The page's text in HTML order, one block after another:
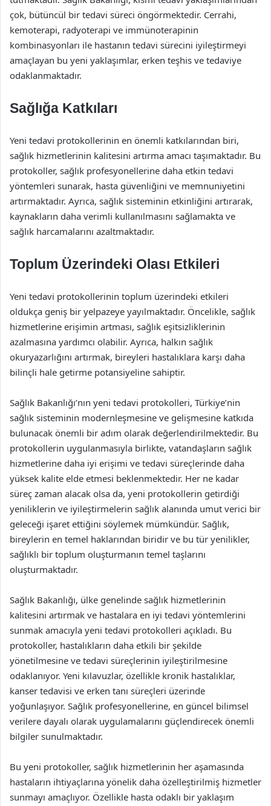
çok, bütüncül bir tedavi süreci öngörmektedir. Cerrahi,
kemoterapi, radyoterapi ve immünoterapinin
kombinasyonları ile hastanın tedavi sürecini iyileştirmeyi
amaçlayan bu yeni yaklaşımlar, erken teşhis ve tedaviye
odaklanmaktadır.
Sağlığa Katkıları
Yeni tedavi protokollerinin en önemli katkılarından biri,
sağlık hizmetlerinin kalitesini artırma amacı taşımaktadır. Bu
protokoller, sağlık profesyonellerine daha etkin tedavi
yöntemleri sunarak, hasta güvenliğini ve memnuniyetini
artırmaktadır. Ayrıca, sağlık sisteminin etkinliğini artırarak,
kaynakların daha verimli kullanılmasını sağlamakta ve
sağlık harcamalarını azaltmaktadır.
Toplum Üzerindeki Olası Etkileri
Yeni tedavi protokollerinin toplum üzerindeki etkileri
oldukça geniş bir yelpazeye yayılmaktadır. Öncelikle, sağlık
hizmetlerine erişimin artması, sağlık eşitsizliklerinin
azalmasına yardımcı olabilir. Ayrıca, halkın sağlık
okuryazarlığını artırmak, bireyleri hastalıklara karşı daha
bilinçli hale getirme potansiyeline sahiptir.
Sağlık Bakanlığı’nın yeni tedavi protokolleri, Türkiye’nin
sağlık sisteminin modernleşmesine ve gelişmesine katkıda
bulunacak önemli bir adım olarak değerlendirilmektedir. Bu
protokollerin uygulanmasıyla birlikte, vatandaşların sağlık
hizmetlerine daha iyi erişimi ve tedavi süreçlerinde daha
yüksek kalite elde etmesi beklenmektedir. Her ne kadar
süreç zaman alacak olsa da, yeni protokollerin getirdiği
yeniliklerin ve iyileştirmelerin sağlık alanında umut verici bir
geleceği işaret ettiğini söylemek mümkündür. Sağlık,
bireylerin en temel haklarından biridir ve bu tür yenilikler,
sağlıklı bir toplum oluşturmanın temel taşlarını
oluşturmaktadır.
Sağlık Bakanlığı, ülke genelinde sağlık hizmetlerinin
kalitesini artırmak ve hastalara en iyi tedavi yöntemlerini
sunmak amacıyla yeni tedavi protokolleri açıkladı. Bu
protokoller, hastalıkların daha etkili bir şekilde
yönetilmesine ve tedavi süreçlerinin iyileştirilmesine
odaklanıyor. Yeni kılavuzlar, özellikle kronik hastalıklar,
kanser tedavisi ve erken tanı süreçleri üzerinde
yoğunlaşıyor. Sağlık profesyonellerine, en güncel bilimsel
verilere dayalı olarak uygulamalarını güçlendirecek önemli
bilgiler sunulmaktadır.
Bu yeni protokoller, sağlık hizmetlerinin her aşamasında
hastaların ihtiyaçlarına yönelik daha özelleştirilmiş hizmetler
sunmayı amaçlıyor. Özellikle hasta odaklı bir yaklaşım